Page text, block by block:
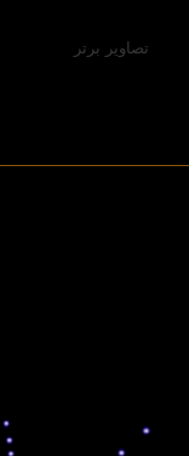
تصاویر برتر